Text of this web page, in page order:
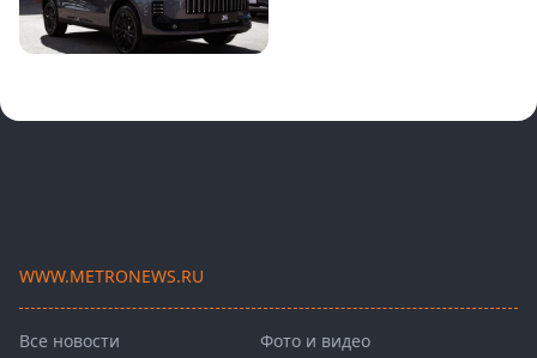
WWW.METRONEWS.RU
Все новости
Фото и видео